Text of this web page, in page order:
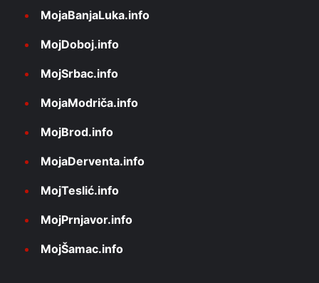
MojaBanjaLuka.info
MojDoboj.info
MojSrbac.info
MojaModriča.info
MojBrod.info
MojaDerventa.info
MojTeslić.info
MojPrnjavor.info
MojŠamac.info